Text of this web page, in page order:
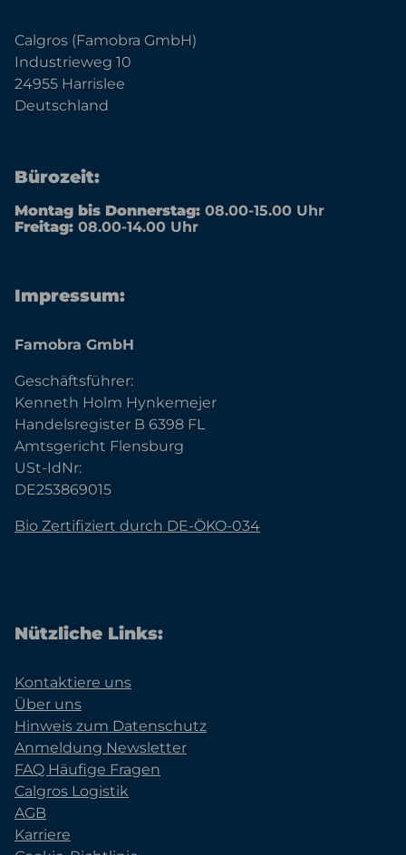
Calgros (Famobra GmbH)
Industrieweg 10
24955 Harrislee
Deutschland
Bürozeit:
Montag bis Donnerstag: 08.00-15.00 Uhr
Freitag: 08.00-14.00 Uhr
Impressum:
Famobra GmbH
Geschäftsführer:
Kenneth Holm Hynkemejer
Handelsregister B 6398 FL
Amtsgericht Flensburg
USt-IdNr:
DE253869015
Bio Zertifiziert durch DE-ÖKO-034
Nützliche Links:
Kontaktiere uns
Über uns
Hinweis zum Datenschutz
Anmeldung Newsletter
FAQ Häufige Fragen
Calgros Logistik
AGB
Karriere